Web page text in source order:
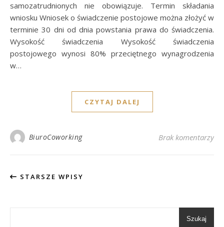
samozatrudnionych nie obowiązuje. Termin składania
wniosku Wniosek o świadczenie postojowe można złożyć w
terminie 30 dni od dnia powstania prawa do świadczenia.
Wysokość świadczenia Wysokość świadczenia
postojowego wynosi 80% przeciętnego wynagrodzenia
w…
CZYTAJ DALEJ
BiuroCoworking Brak komentarzy
STARSZE WPISY
Szukaj